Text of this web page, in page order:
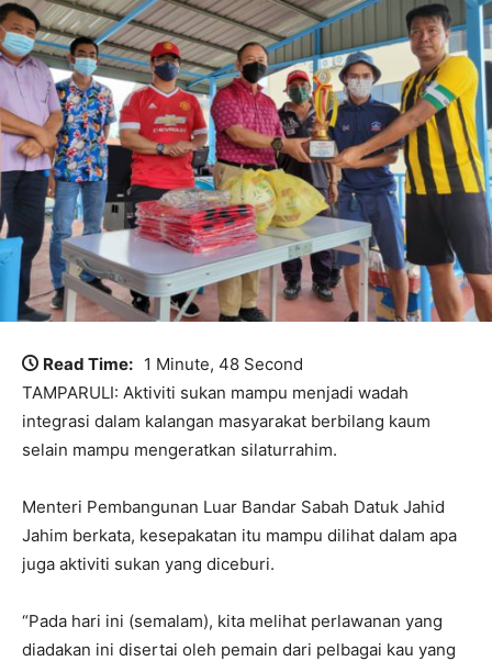
Read Time: 1 Minute, 48 Second
TAMPARULI: Aktiviti sukan mampu menjadi wadah
integrasi dalam kalangan masyarakat berbilang kaum
selain mampu mengeratkan silaturrahim.
Menteri Pembangunan Luar Bandar Sabah Datuk Jahid
Jahim berkata, kesepakatan itu mampu dilihat dalam apa
juga aktiviti sukan yang diceburi.
“Pada hari ini (semalam), kita melihat perlawanan yang
diadakan ini disertai oleh pemain dari pelbagai kau yang